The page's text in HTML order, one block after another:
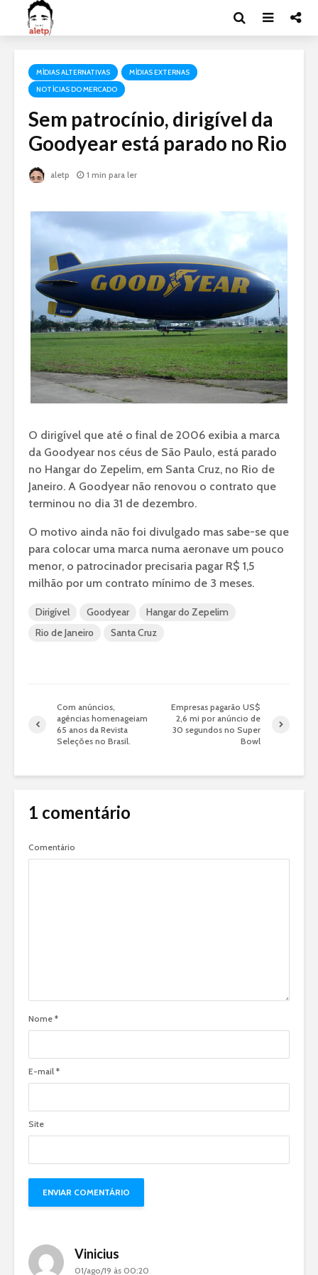
MÍDIAS ALTERNATIVAS
MÍDIAS EXTERNAS
NOTÍCIAS DO MERCADO
Sem patrocínio, dirigível da
Goodyear está parado no Rio
aletp 1 min para ler
O dirigível que até o final de 2006 exibia a marca
da Goodyear nos céus de São Paulo, está parado
no Hangar do Zepelim, em Santa Cruz, no Rio de
Janeiro. A Goodyear não renovou o contrato que
terminou no dia 31 de dezembro.
O motivo ainda não foi divulgado mas sabe-se que
para colocar uma marca numa aeronave um pouco
menor, o patrocinador precisaria pagar R$ 1,5
milhão por um contrato mínimo de 3 meses.
Dirigível Goodyear
Hangar do Zepelim
Rio de Janeiro
Santa Cruz
Com anúncios,
agências homenageiam
65 anos da Revista
Seleções no Brasil.
Empresas pagarão US$
2,6 mi por anúncio de
30 segundos no Super
Bowl
1 comentário
Comentário
Nome *
E-mail *
Site
Vinicius
01/ago/19 às 00:20